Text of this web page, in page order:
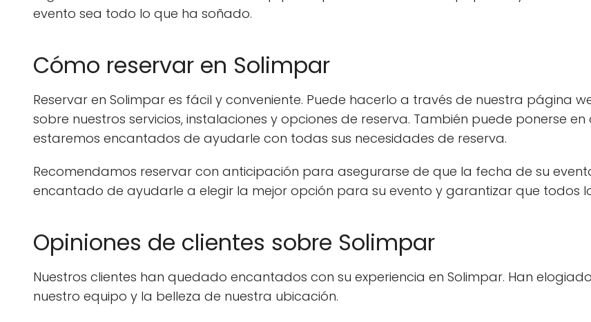
evento sea todo lo que ha soñado.
Cómo reservar en Solimpar
Reservar en Solimpar es fácil y conveniente. Puede hacerlo a través de nuestra página
sobre nuestros servicios, instalaciones y opciones de reserva. También puede ponerse
estaremos encantados de ayudarle con todas sus necesidades de reserva.
Recomendamos reservar con anticipación para asegurarse de que la fecha de su
encantado de ayudarle a elegir la mejor opción para su evento y garantizar que todos
Opiniones de clientes sobre Solimpar
Nuestros clientes han quedado encantados con su experiencia en Solimpar. Han
nuestro equipo y la belleza de nuestra ubicación.